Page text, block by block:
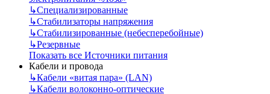
↳Специализированные
↳Стабилизаторы напряжения
↳Стабилизированные (небесперебойные)
↳Резервные
Показать все Источники питания
Кабели и провода
↳Кабели «витая пара» (LAN)
↳Кабели волоконно-оптические